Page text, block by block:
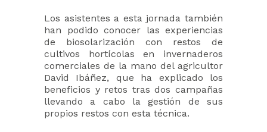
Los asistentes a esta jornada también
han podido conocer las experiencias
de biosolarización con restos de
cultivos hortícolas en invernaderos
comerciales de la mano del agricultor
David Ibáñez, que ha explicado los
beneficios y retos tras dos campañas
llevando a cabo la gestión de sus
propios restos con esta técnica.